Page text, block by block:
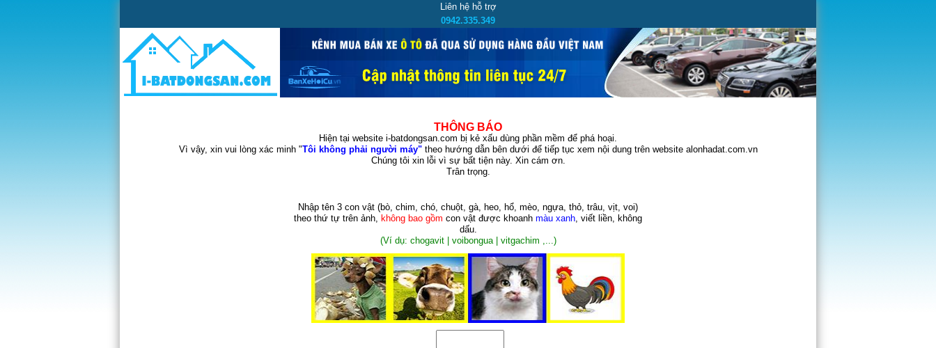
Liên hệ hỗ trợ
0942.335.349
THÔNG BÁO
Hiện tại website i-batdongsan.com bị kẻ xấu dùng phần mềm để phá hoại.
Vì vậy, xin vui lòng xác minh "Tôi không phải người máy"theo hướng dẫn bên dưới để tiếp tục xem nội dung trên website alonhadat.com.vn
Chúng tôi xin lỗi vì sự bất tiện này. Xin cám ơn.
Trân trọng.
Nhập tên 3 con vật (bò, chim, chó, chuột, gà, heo, hổ, mèo, ngựa, thỏ, trâu, vịt, voi)
theo thứ tự trên ảnh, không bao gồm con vật được khoanh màu xanh, viết liền, không
dấu.
(Ví dụ: chogavit | voibongua | vitgachim ,...)